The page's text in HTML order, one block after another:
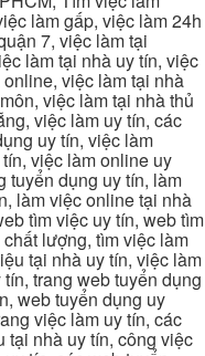
làm gấp, việc làm 24h
7, việc làm tại
làm tại nhà uy tín, việc
việc làm tại nhà
việc làm tại nhà thủ
việc làm uy tín, các
uy tín, việc làm
việc làm online uy
tuyển dụng uy tín, làm
làm việc online tại nhà
tìm việc uy tín, web tìm
lượng, tìm việc làm
tại nhà uy tín, việc làm
trang web tuyển dụng
web tuyển dụng uy
việc làm uy tín, các
tại nhà uy tín, công việc